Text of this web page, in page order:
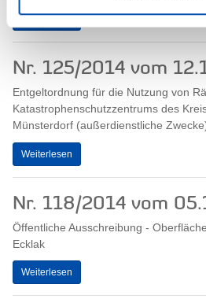
Weiterlesen
Nr. 125/2014 vom
Entgeltordnung für die Nutzung von
Katastrophenschutzzentrums des
Münsterdorf (außerdienstliche
Weiterlesen
Nr. 118/2014 vom
Öffentliche Ausschreibung -
Ecklak
Weiterlesen